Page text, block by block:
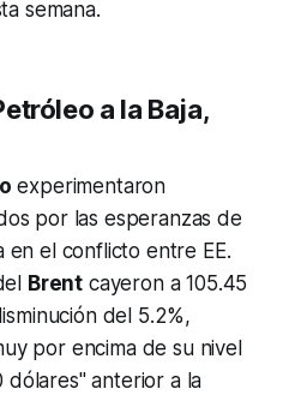
semana.
a la Baja,
experimentaron
por las esperanzas de
en el conflicto entre EE.
Brent cayeron a 105.45
del 5.2%,
por encima de su nivel
dólares" anterior a la